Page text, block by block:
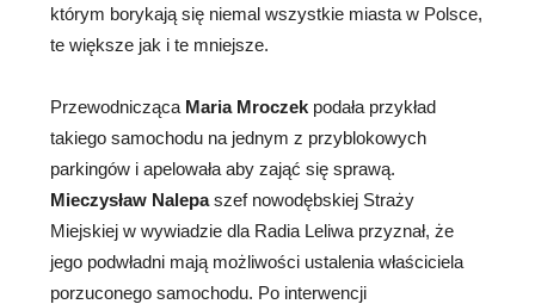
którym borykają się niemal wszystkie miasta w Polsce,
te większe jak i te mniejsze.
Przewodnicząca Maria Mroczek podała przykład
takiego samochodu na jednym z przyblokowych
parkingów i apelowała aby zająć się sprawą.
Mieczysław Nalepaszef nowodębskiej Straży
Miejskiej w wywiadzie dla Radia Leliwa przyznał, że
jego podwładni mają możliwości ustalenia właściciela
porzuconego samochodu. Po interwencji